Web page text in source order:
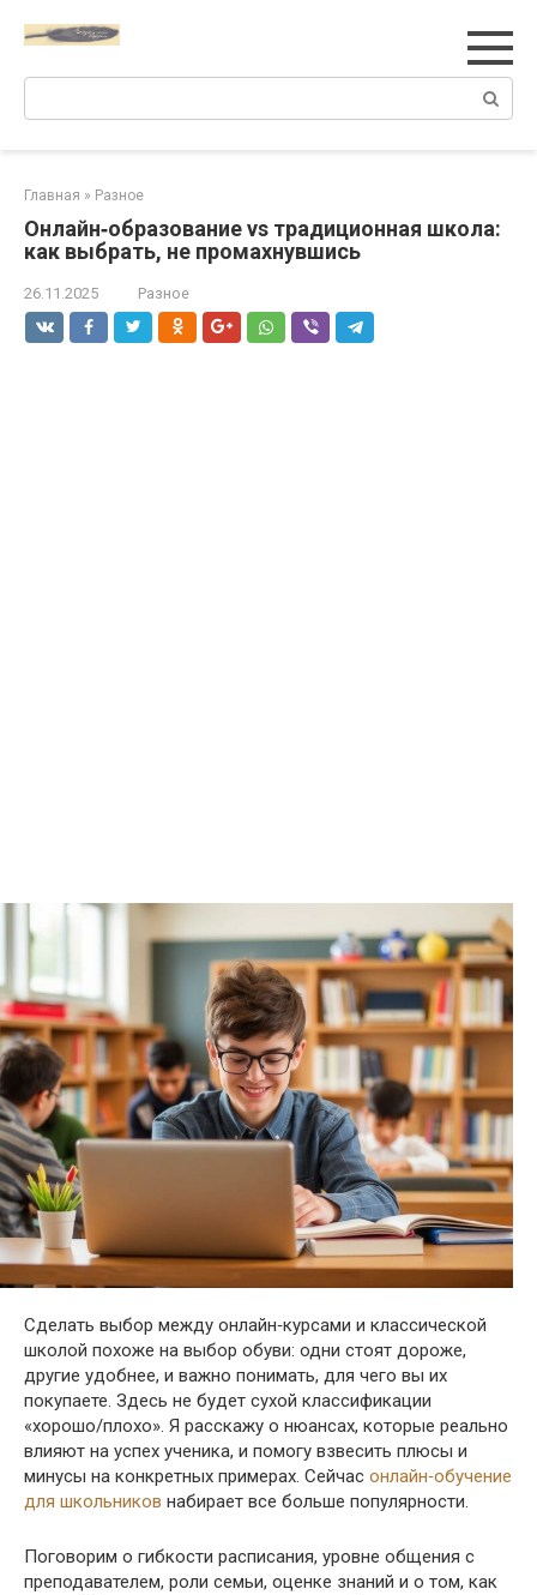
Главная » Разное
Онлайн‑образование vs традиционная школа:
как выбрать, не промахнувшись
26.11.2025 Разное
Сделать выбор между онлайн‑курсами и классической
школой похоже на выбор обуви: одни стоят дороже,
другие удобнее, и важно понимать, для чего вы их
покупаете. Здесь не будет сухой классификации
«хорошо/плохо». Я расскажу о нюансах, которые реально
влияют на успех ученика, и помогу взвесить плюсы и
минусы на конкретных примерах. Сейчас онлайн‑обучение
для школьников набирает все больше популярности.
Поговорим о гибкости расписания, уровне общения с
преподавателем, роли семьи, оценке знаний и о том, как